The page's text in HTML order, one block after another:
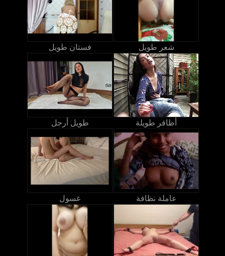
فستان طويل شعر طويل
طويل أرجل أظافر طويلة
غسول عاملة نظافة